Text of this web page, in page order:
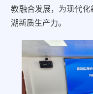
教融合发展，为现代
湖新质生产力。